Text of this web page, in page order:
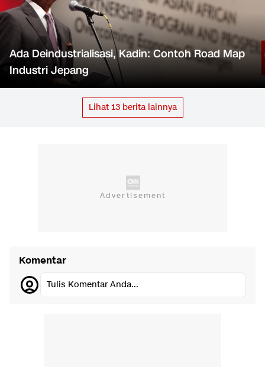
Ada Deindustrialisasi, Kadin: Contoh Road Map
Industri Jepang
Lihat 13berita lainnya
Komentar
Tulis Komentar Anda...